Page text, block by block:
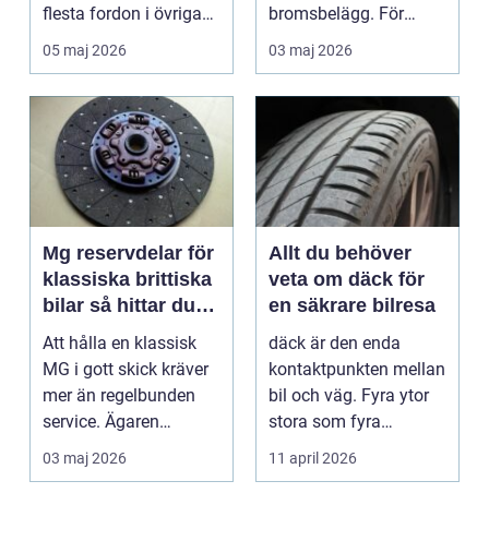
flesta fordon i övriga
landet. Kyla, ...
05 maj 2026
bromsbelägg. För
många är bilen
avgörand...
03 maj 2026
Mg reservdelar för
klassiska brittiska
bilar så hittar du
rätt delar
Att hålla en klassisk
MG i gott skick kräver
mer än regelbunden
service. Ägaren
behöver också ha kol...
03 maj 2026
Allt du behöver
veta om däck för
en säkrare bilresa
däck är den enda
kontaktpunkten mellan
bil och väg. Fyra ytor
stora som fyra
handflator avgör
bromss...
11 april 2026